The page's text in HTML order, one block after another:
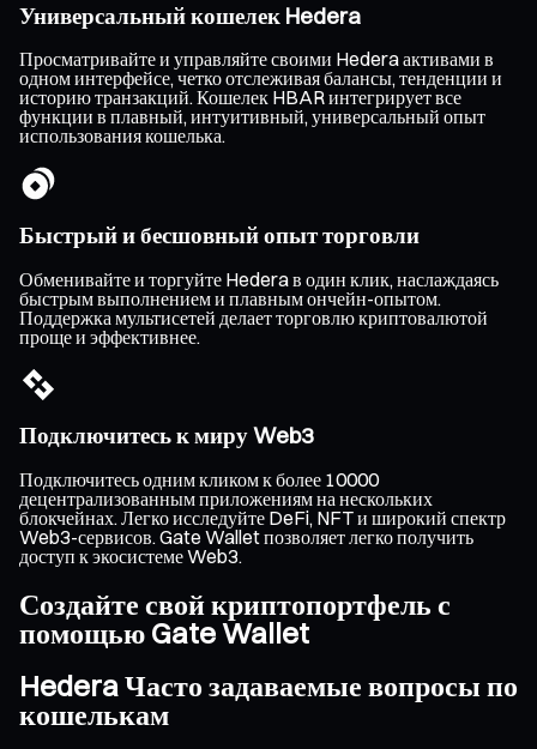
Универсальный кошелек Hedera
Просматривайте и управляйте своими Hedera активами в
одном интерфейсе, четко отслеживая балансы, тенденции и
историю транзакций. Кошелек HBAR интегрирует все
функции в плавный, интуитивный, универсальный опыт
использования кошелька.
Быстрый и бесшовный опыт торговли
Обменивайте и торгуйте Hedera в один клик, наслаждаясь
быстрым выполнением и плавным ончейн-опытом.
Поддержка мультисетей делает торговлю криптовалютой
проще и эффективнее.
Подключитесь к миру Web3
Подключитесь одним кликом к более 10000
децентрализованным приложениям на нескольких
блокчейнах. Легко исследуйте DeFi, NFT и широкий спектр
Web3-сервисов. Gate Wallet позволяет легко получить
доступ к экосистеме Web3.
Создайте свой криптопортфель с
помощью Gate Wallet
Hedera Часто задаваемые вопросы по
кошелькам